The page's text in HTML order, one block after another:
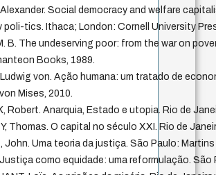
Alexander. Social democracy and welfare
poli-tics. Ithaca; London: Cornell University
B. The undeserving poor: from the war on
Books, 1989.
Ludwig von. Ação humana: um tratado de
Mises, 2010.
Robert. Anarquia, Estado e utopia. Rio de
Thomas. O capital no século XXI. Rio de
John. Uma teoria da justiça. São Paulo:
Justiça como equidade: uma reformulação.